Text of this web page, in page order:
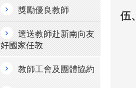
獎勵優良教師
選送教師赴新南向友
好國家任教
教師工會及團體協約
伍